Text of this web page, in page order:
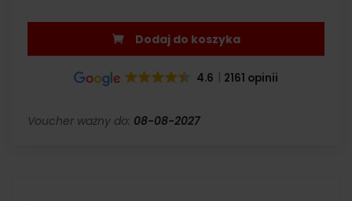
Dodaj do koszyka
4.6 2161 opinii
Voucher ważny do: 08-08-2027